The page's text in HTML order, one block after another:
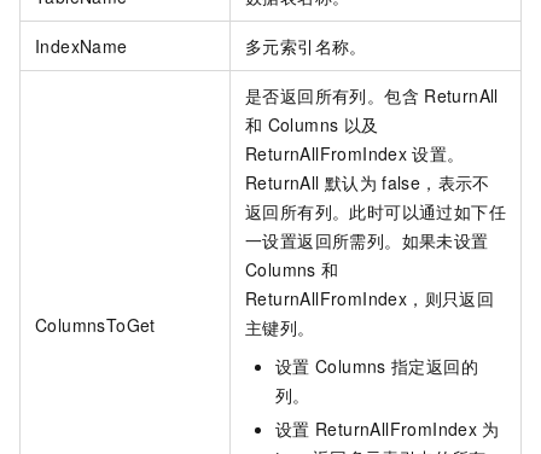
IndexName 多元索引名称。
ColumnsToGet
是否返回所有列。包含 ReturnAll
和 Columns 以及
ReturnAllFromIndex 设置。
ReturnAll 默认为 false，表示不
返回所有列。此时可以通过如下任
一设置返回所需列。如果未设置
Columns 和
ReturnAllFromIndex，则只返回
主键列。
设置 Columns 指定返回的
列。
设置 ReturnAllFromIndex 为